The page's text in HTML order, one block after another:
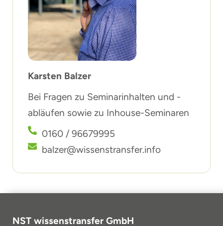
Karsten Balzer
Bei Fragen zu Seminarinhalten und -
abläufen sowie zu Inhouse-Seminaren
0160 / 96679995
balzer@wissenstransfer.info
NST wissenstransfer GmbH